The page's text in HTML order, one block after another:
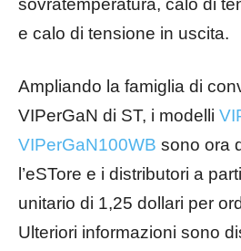
sovratemperatura, calo di
e calo di tensione in uscita.
Ampliando la famiglia di
VIPerGaN di ST, i modelli
VIPerGaN100WB sono ora
l’eSTore e i distributori a
unitario di 1,25 dollari per
Ulteriori informazioni sono